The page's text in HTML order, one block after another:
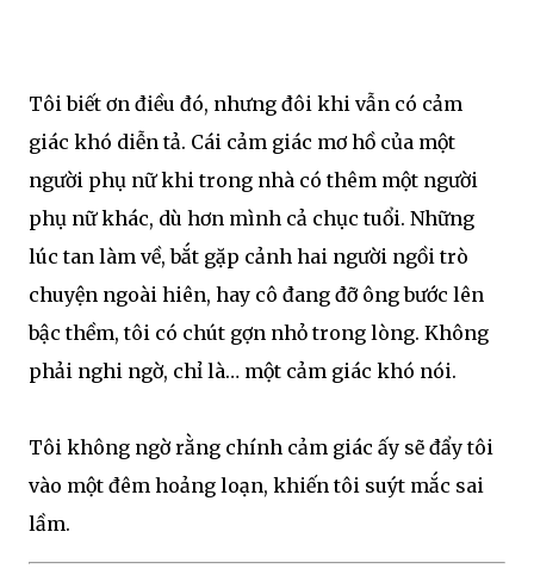
Tôi biết ơn điều đó, nhưng đôi khi vẫn có cảm
giác khó diễn tả. Cái cảm giác mơ hồ của một
người phụ nữ khi trong nhà có thêm một người
phụ nữ khác, dù hơn mình cả chục tuổi. Những
lúc tan làm về, bắt gặp cảnh hai người ngồi trò
chuyện ngoài hiên, hay cô đang đỡ ông bước lên
bậc thềm, tôi có chút gợn nhỏ trong lòng. Không
phải nghi ngờ, chỉ là… một cảm giác khó nói.
Tôi không ngờ rằng chính cảm giác ấy sẽ đẩy tôi
vào một đêm hoảng loạn, khiến tôi suýt mắc sai
lầm.